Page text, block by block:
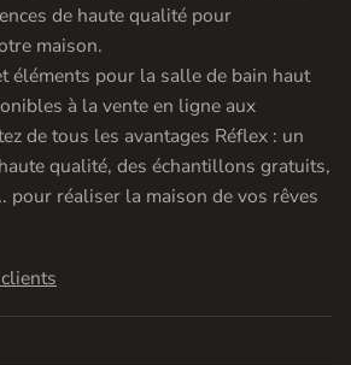
de haute qualité pour
maison.
éléments pour la salle de bain haut
à la vente en ligne aux
de tous les avantages Réflex : un
qualité, des échantillons gratuits,
pour réaliser la maison de vos rêves